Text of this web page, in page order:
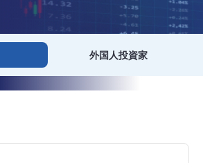
外国人投資家